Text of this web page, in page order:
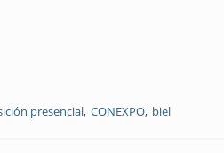
presencial CONEXPO biel